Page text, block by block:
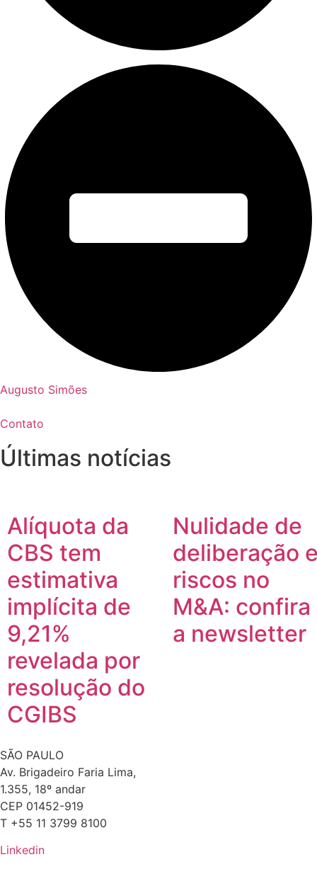
Augusto Simões
Contato
Últimas notícias
Alíquota da
CBS tem
estimativa
implícita de
9,21%
revelada por
resolução do
CGIBS
Nulidade de
deliberação
riscos no
M&A: confira
a newsletter
SÃO PAULO
Av. Brigadeiro Faria Lima,
1.355, 18º andar
CEP 01452-919
T +55 11 3799 8100
Linkedin